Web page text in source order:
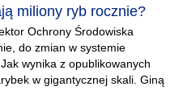
miliony ryb rocznie?
Ochrony Środowiska
do zmian w systemie
wynika z opublikowanych
w gigantycznej skali. Giną